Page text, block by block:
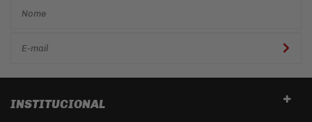
INSTITUCIONAL